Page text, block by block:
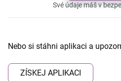
Své údaje máš v
Nebo si stáhni aplikaci a
ZÍSKEJ APLIKACI